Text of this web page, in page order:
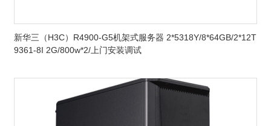
新华三（H3C）R4900-G5机架式服务器 2*5318Y/8*64GB/2*12T
9361-8I 2G/800w*2/上门安装调试